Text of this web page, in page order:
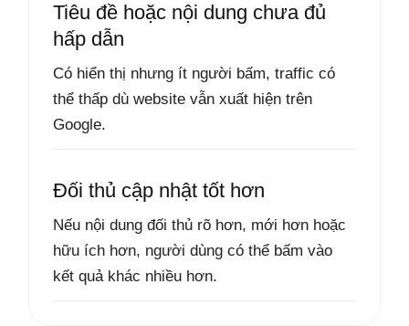
Tiêu đề hoặc nội dung chưa đủ
hấp dẫn
Có hiển thị nhưng ít người bấm, traffic có
thể thấp dù website vẫn xuất hiện trên
Google.
Đối thủ cập nhật tốt hơn
Nếu nội dung đối thủ rõ hơn, mới hơn hoặc
hữu ích hơn, người dùng có thể bấm vào
kết quả khác nhiều hơn.